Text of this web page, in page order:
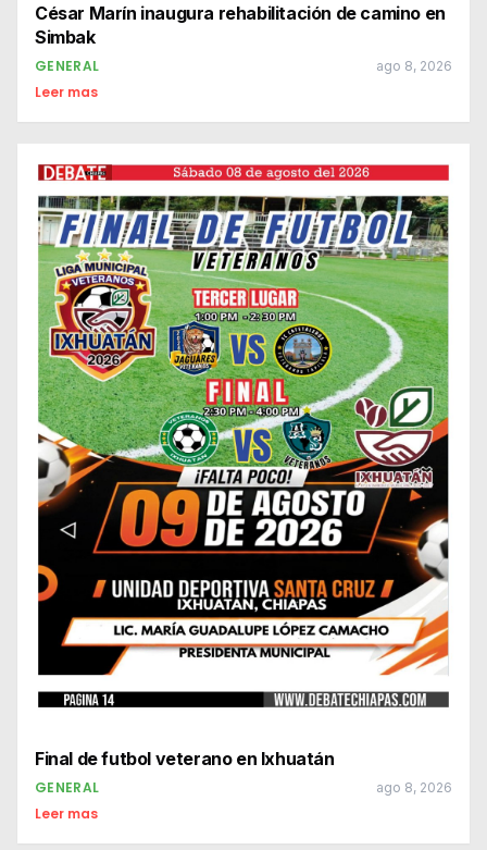
César Marín inaugura rehabilitación de camino en
Simbak
GENERAL ago 8, 2026
Leer mas
Final de futbol veterano en Ixhuatán
GENERAL ago 8, 2026
Leer mas